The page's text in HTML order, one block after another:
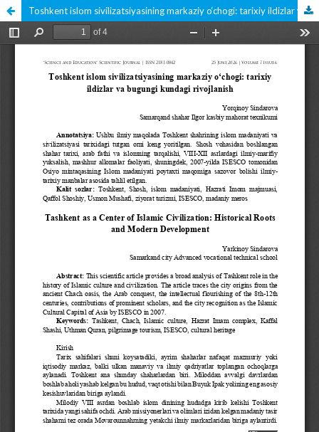
Toshkent islom sivilizatsiyasining markaziy o‘chogi: tarixiy ildizlar va bugungi kundagi rivojlanish